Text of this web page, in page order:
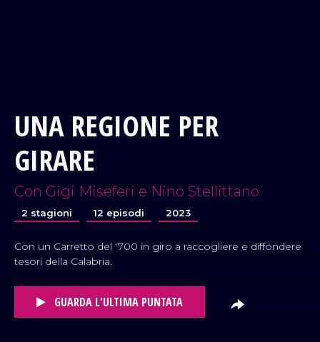
UNA REGIONE PER
GIRARE
Con Gigi Miseferi e Nino Stellittano
2 stagioni 12 episodi 2023
Con un Carretto del '700 in giro a raccogliere e diffondere
tesori della Calabria.
GUARDA L'ULTIMA PUNTATA